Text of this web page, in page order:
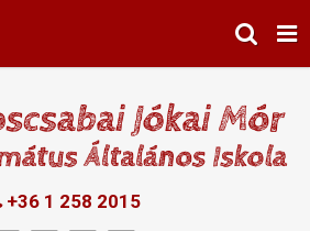
+36 1 258 2015